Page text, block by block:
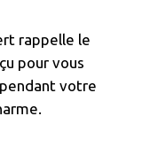
rappelle le
pour vous
votre